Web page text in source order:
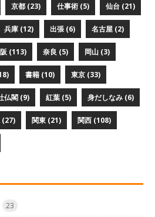
京都 (23) 仕事術 (5) 仙台 (21)
兵庫 (12) 出張 (6) 名古屋 (2)
(113) 奈良 (5) 岡山 (3)
書籍 (10) 東京 (33)
仏閣 (9) 紅葉 (5) 身だしなみ (6)
(27) 関東 (21) 関西 (108)
23